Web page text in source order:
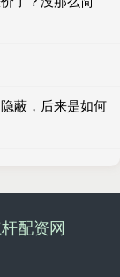
蔽，后来是如何
配资网